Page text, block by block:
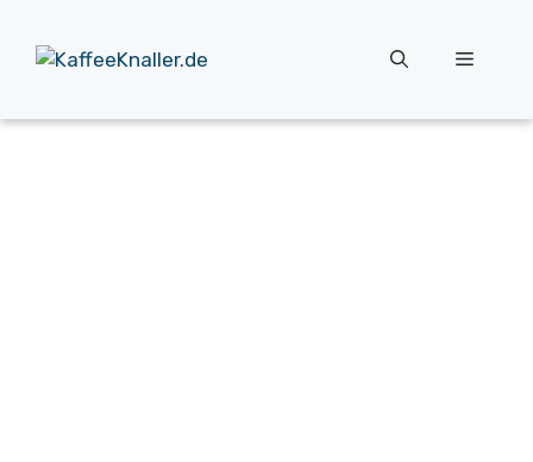
Inhalt
springen
Menü